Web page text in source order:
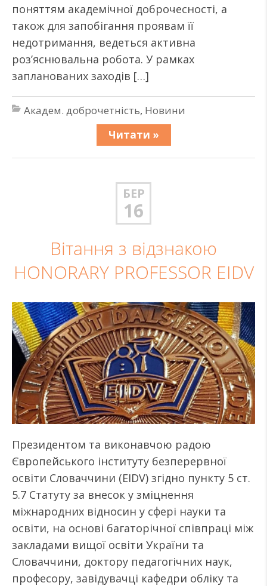
поняттям академічної доброчесності, а
також для запобігання проявам її
недотримання, ведеться активна
роз’яснювальна робота. У рамках
запланованих заходів […]
Академ. доброчетність, Новини
Читати »
БЕР
16
Вітання з відзнакою
HONORARY PROFESSOR EIDV
Президентом та виконавчою радою
Європейського інституту безперервної
освіти Словаччини (EIDV) згідно пункту 5 ст.
5.7 Статуту за внесок у зміцнення
міжнародних відносин у сфері науки та
освіти, на основі багаторічної співпраці між
закладами вищої освіти України та
Словаччини, доктору педагогічних наук,
професору, завідувачці кафедри обліку та